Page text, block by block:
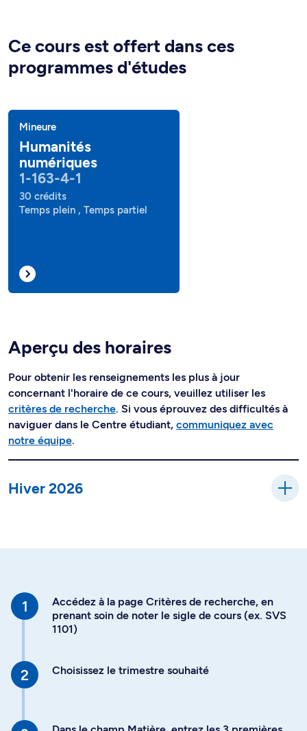
Ce cours est offert dans ces
programmes d'études
Mineure
Humanités
numériques
1-163-4-1
30 crédits
Temps plein , Temps partiel
Aperçu des horaires
Pour obtenir les renseignements les plus à jour
concernant l'horaire de ce cours, veuillez utiliser les
critères de recherche. Si vous éprouvez des difficultés à
naviguer dans le Centre étudiant, communiquez avec
notre équipe.
Hiver 2026
Accédez à la page Critères de recherche, en
prenant soin de noter le sigle de cours (ex. SVS
1101)
Choisissez le trimestre souhaité